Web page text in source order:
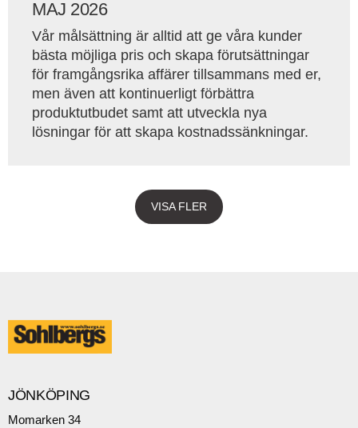
MAJ 2026
Vår målsättning är alltid att ge våra kunder
bästa möjliga pris och skapa förutsättningar
för framgångsrika affärer tillsammans med er,
men även att kontinuerligt förbättra
produktutbudet samt att utveckla nya
lösningar för att skapa kostnadssänkningar.
VISA FLER
JÖNKÖPING
Momarken 34